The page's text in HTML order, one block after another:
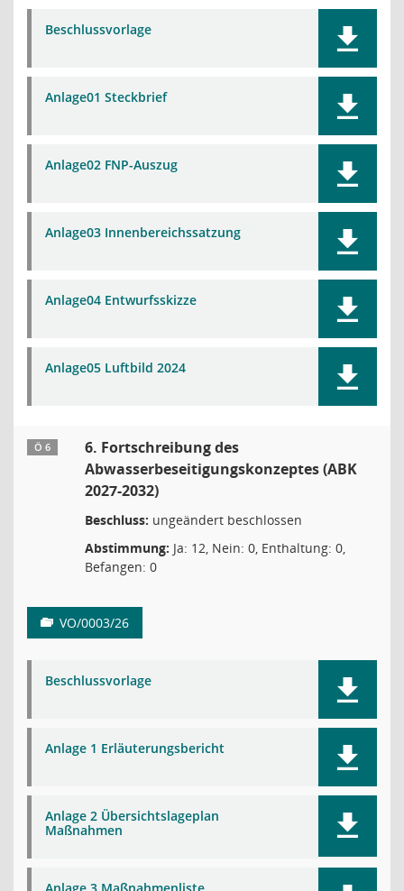
Beschlussvorlage
Anlage01 Steckbrief
Anlage02 FNP-Auszug
Anlage03 Innenbereichssatzung
Anlage04 Entwurfsskizze
Anlage05 Luftbild 2024
Ö 6
6. Fortschreibung des
Abwasserbeseitigungskonzeptes (ABK
2027-2032)
Beschluss: ungeändert beschlossen
Abstimmung: Ja: 12, Nein: 0, Enthaltung: 0,
Befangen: 0
VO/0003/26
Beschlussvorlage
Anlage 1 Erläuterungsbericht
Anlage 2 Übersichtslageplan
Maßnahmen